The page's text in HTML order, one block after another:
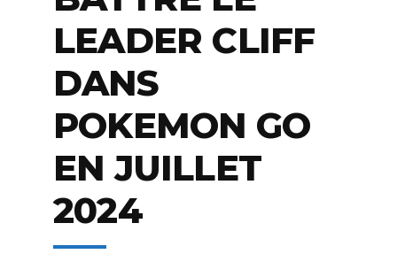
LEADER CLIFF
DANS
POKEMON GO
EN JUILLET
2024